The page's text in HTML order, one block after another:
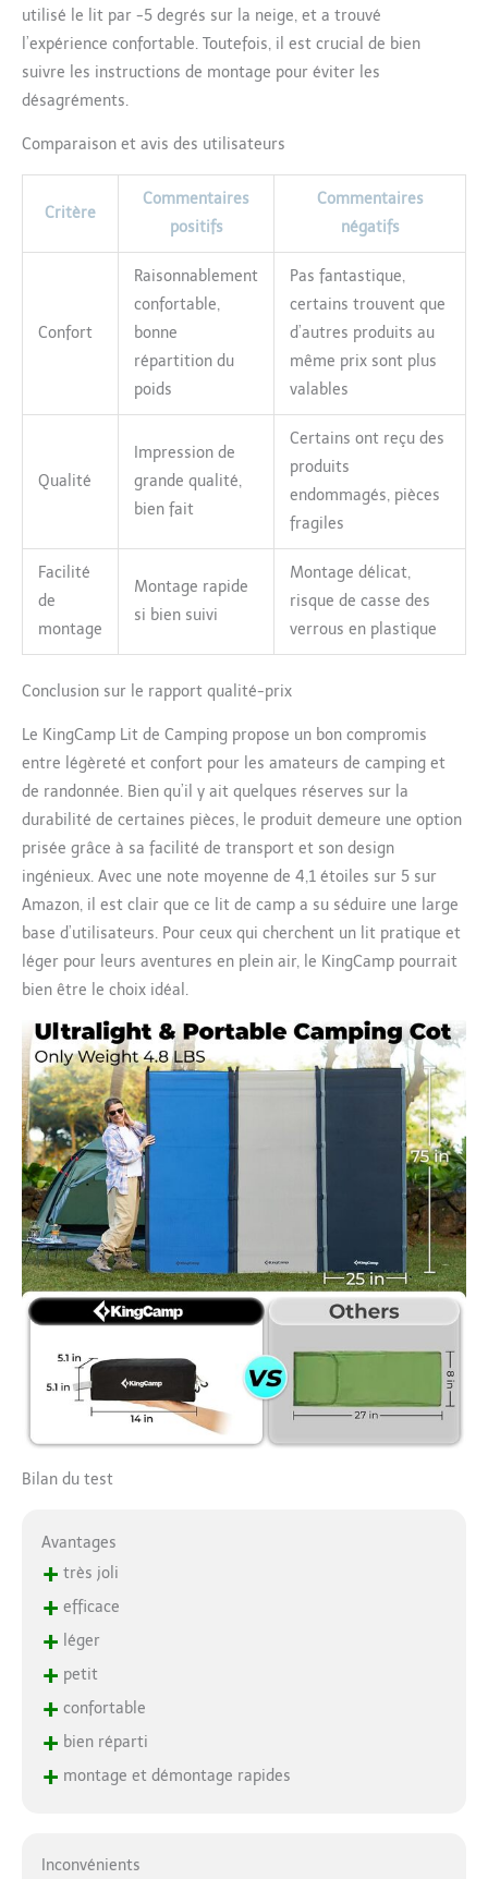
utilisé le lit par -5 degrés sur la neige, et a trouvé
l’expérience confortable. Toutefois, il est crucial de bien
suivre les instructions de montage pour éviter les
désagréments.
Comparaison et avis des utilisateurs
Critère
Commentaires
positifs
Commentaires
négatifs
Confort
Raisonnablement
confortable,
bonne
répartition du
poids
Pas fantastique,
certains trouvent que
d’autres produits au
même prix sont plus
valables
Qualité
Impression de
grande qualité,
bien fait
Certains ont reçu des
produits
endommagés, pièces
fragiles
Facilité
de
montage
Montage rapide
si bien suivi
Montage délicat,
risque de casse des
verrous en plastique
Conclusion sur le rapport qualité-prix
Le KingCamp Lit de Camping propose un bon compromis
entre légèreté et confort pour les amateurs de camping et
de randonnée. Bien qu’il y ait quelques réserves sur la
durabilité de certaines pièces, le produit demeure une option
prisée grâce à sa facilité de transport et son design
ingénieux. Avec une note moyenne de 4,1 étoiles sur 5 sur
Amazon, il est clair que ce lit de camp a su séduire une large
base d’utilisateurs. Pour ceux qui cherchent un lit pratique et
léger pour leurs aventures en plein air, le KingCamp pourrait
bien être le choix idéal.
Bilan du test
Avantages
+ très joli
+ efficace
+ léger
+ petit
+ confortable
+ bien réparti
+ montage et démontage rapides
Inconvénients